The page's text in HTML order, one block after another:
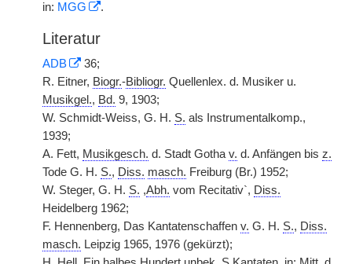
in: MGG .
Literatur
ADB
36;
R. Eitner, Biogr.-Bibliogr. Quellenlex. d. Musiker u.
Musikgel., Bd. 9, 1903;
W. Schmidt-Weiss, G. H. S. als Instrumentalkomp.,
1939;
A. Fett, Musikgesch. d. Stadt Gotha v. d. Anfängen bis z.
Tode G. H. S., Diss. masch. Freiburg (Br.) 1952;
W. Steger, G. H. S. ,Abh. vom Recitativ`, Diss.
Heidelberg 1962;
F. Hennenberg, Das Kantatenschaffen v. G. H. S., Diss.
masch. Leipzig 1965, 1976 (gekürzt);